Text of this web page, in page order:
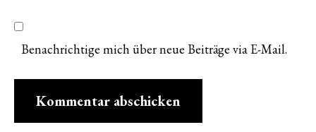
Benachrichtige mich über neue Beiträge via E-Mail.